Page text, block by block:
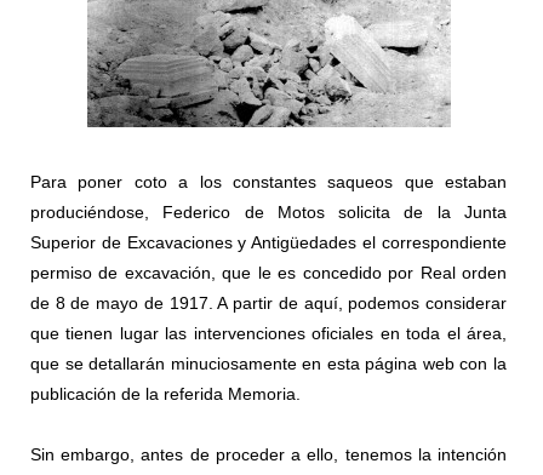
Para poner coto a los constantes saqueos que estaban
produciéndose, Federico de Motos solicita de la Junta
Superior de Excavaciones y Antigüedades el correspondiente
permiso de excavación, que le es concedido por Real orden
de 8 de mayo de 1917. A partir de aquí, podemos considerar
que tienen lugar las intervenciones oficiales en toda el área,
que se detallarán minuciosamente en esta página web con la
publicación de la referida Memoria.
Sin embargo, antes de proceder a ello, tenemos la intención